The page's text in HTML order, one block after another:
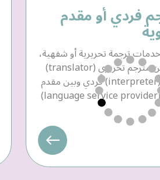
فردي أو مقدم
ترجمة تحريرية أو شفهية،
يمكنك الاختيار بين مترجم تحريري (translator)
أو مترجم شفهي (interpreter) فردي وبين مقدم
الخدمات اللغوية (language service provider)